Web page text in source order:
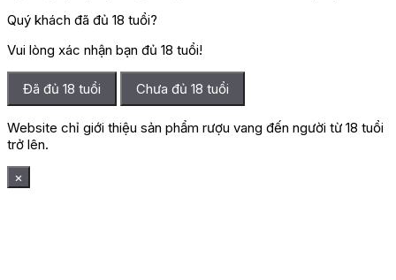
Quý khách đã đủ 18 tuổi?
Vui lòng xác nhận bạn đủ 18 tuổi!
Đã đủ 18 tuổi Chưa đủ 18 tuổi
Website chỉ giới thiệu sản phẩm rượu vang đến người từ 18 tuổi
trở lên.
×